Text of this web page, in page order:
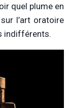
quel plume en
l’art oratoire
indifférents.